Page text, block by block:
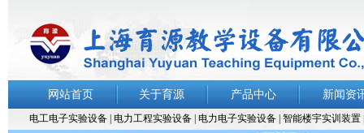
网站首页 关于育源 产品中心 新闻资
电工电子实验设备| 电力工程实验设备 电力电子实验设备 | 智能楼宇实训装置